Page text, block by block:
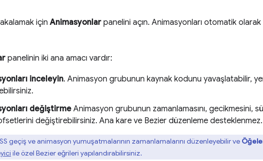
içinAnimasyonlar panelini açın. Animasyonları otomatik
panelinin iki ana amacı vardır:
inceleyin. Animasyon grubunun kaynak kodunu yavaşlatabilir,
değiştirme Animasyon grubunun zamanlamasını, gecikmesini,
değiştirebilirsiniz. Ana kare ve Bezier düzenleme desteklenmez.
geçiş ve animasyon yumuşatmalarının zamanlamalarını düzenleyebilir ve
ile özel Bezier eğrileri yapılandırabilirsiniz.